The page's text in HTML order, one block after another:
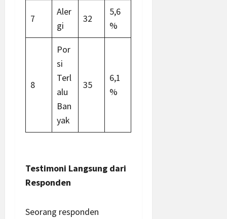
7
Aler
gi
32
5,6
%
8
Por
si
Terl
alu
Ban
yak
35
6,1
%
Testimoni Langsung dari
Responden
Seorang responden